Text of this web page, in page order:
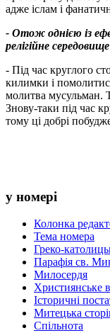
адже іслам і
- Отож однією із
релігійне
- Під час круглого
килимки і
молитва мусульман.
Знову-таки під час
тому ці добрі
у номері
Колонка
Тема номера
Греко-
Парафія св.
Милосердя
Християнське
Історичні
Митецька
Спільнота